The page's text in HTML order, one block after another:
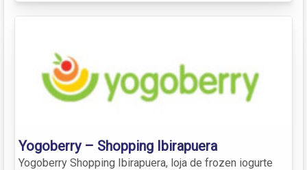
Yogoberry – Shopping Ibirapuera
Yogoberry Shopping Ibirapuera, loja de frozen iogurte